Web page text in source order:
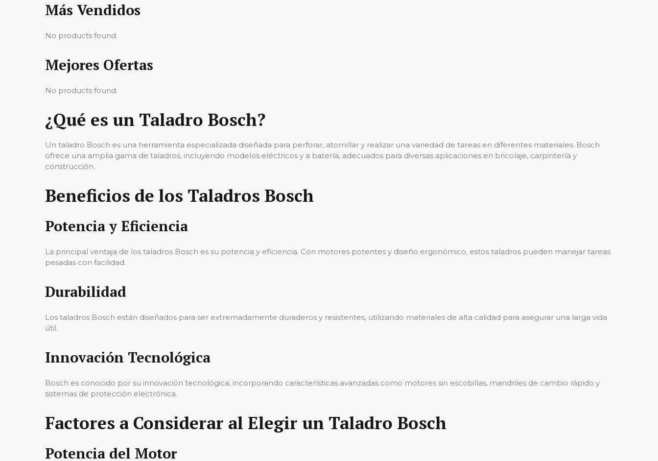
Más Vendidos
No products found.
Mejores Ofertas
No products found.
¿Qué es un Taladro Bosch?
Un taladro Bosch es una herramienta especializada diseñada para perforar, atornillar y realizar una variedad de tareas en diferentes materiales. Bosch
ofrece una amplia gama de taladros, incluyendo modelos eléctricos y a batería, adecuados para diversas aplicaciones en bricolaje, carpintería y
construcción.
Beneficios de los Taladros Bosch
Potencia y Eficiencia
La principal ventaja de los taladros Bosch es su potencia y eficiencia. Con motores potentes y diseño ergonómico, estos taladros pueden manejar tareas
pesadas con facilidad.
Durabilidad
Los taladros Bosch están diseñados para ser extremadamente duraderos y resistentes, utilizando materiales de alta calidad para asegurar una larga vida
útil.
Innovación Tecnológica
Bosch es conocido por su innovación tecnológica, incorporando características avanzadas como motores sin escobillas, mandriles de cambio rápido y
sistemas de protección electrónica.
Factores a Considerar al Elegir un Taladro Bosch
Potencia del Motor